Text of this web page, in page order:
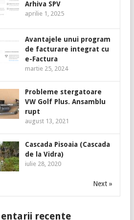
Arhiva SPV
aprilie 1, 2025
Avantajele unui program
de facturare integrat cu
e-Factura
martie 25, 2024
Probleme stergatoare
VW Golf Plus. Ansamblu
rupt
august 13, 2021
Cascada Pisoaia (Cascada
de la Vidra)
iulie 28, 2020
Next »
recente